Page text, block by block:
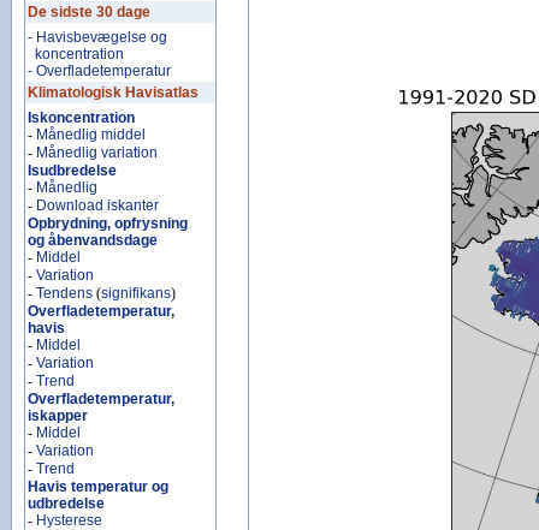
De sidste 30 dage
- Havisbevægelse og
koncentration
- Overfladetemperatur
Klimatologisk Havisatlas
Iskoncentration
- Månedlig middel
- Månedlig variation
Isudbredelse
- Månedlig
- Download iskanter
Opbrydning, opfrysning
og åbenvandsdage
- Middel
- Variation
- Tendens (signifikans)
Overfladetemperatur,
havis
- Middel
- Variation
- Trend
Overfladetemperatur,
iskapper
- Middel
- Variation
- Trend
Havis temperatur og
udbredelse
- Hysterese